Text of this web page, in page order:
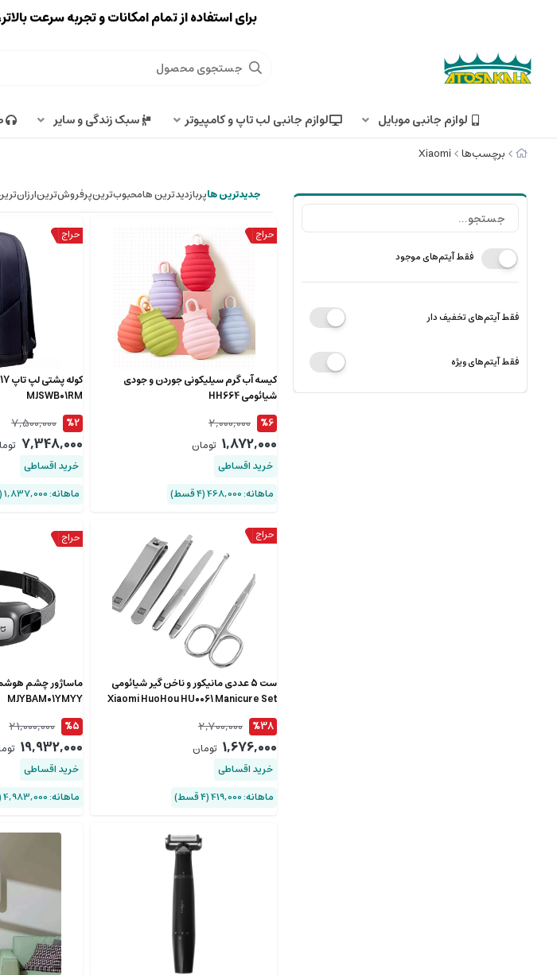
برای استفاده از تمام امکانات و تجربه سرعت
لوازم جانبی موبایل لوازم جانبی لب تاپ و کامپیوتر سبک زندگی و سایر
برچسب‌ها Xiaomi
فقط آیتم‌های موجود
فقط آیتم‌های تخفیف دار
فقط آیتم‌های ویژه
جدیدترین هاپربازدیدترین هامحبوب‌‌ترینپرفروش‌ترین
کیسه آب گرم سیلیکونی جوردن و جودی
شیائومی HH664
%6
2,000,000
1,872,000 تومان
خرید اقساطی
ماهانه: 468,000 (۴ قسط)
MJSWB01RM
%2
7,500,000
7,348,000
خرید اقساطی
ماهانه: 1,837,000 (۴ قسط)
ست 5 عددی مانیکور و ناخن گیر شیائومی
Xiaomi HuoHou HU0061 Manicure Set
Nail Clipper
%38
2,700,000
1,676,000 تومان
خرید اقساطی
ماهانه: 419,000 (۴ قسط)
ماساژور چشم
MJYBAM01YMYY
%5
21,000,000
19,932,000
خرید اقساطی
ماهانه: 4,983,000 (۴ قسط)